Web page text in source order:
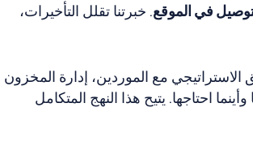
في الموقع. خبرتنا تقلل التأخيرات،
مع الموردين، إدارة المخزون
احتاجها. يتيح هذا النهج المتكامل